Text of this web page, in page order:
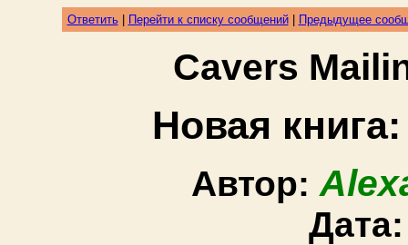
Ответить| Перейти к списку сообщений| Предыдущее
Cavers
Новая
Автор: